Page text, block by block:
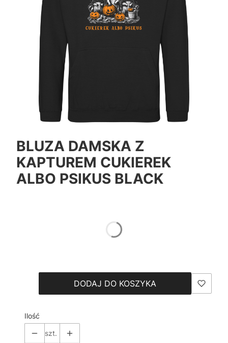
BLUZA DAMSKA Z
KAPTUREM CUKIEREK
ALBO PSIKUS BLACK
DODAJ DO KOSZYKA
Ilość
szt.